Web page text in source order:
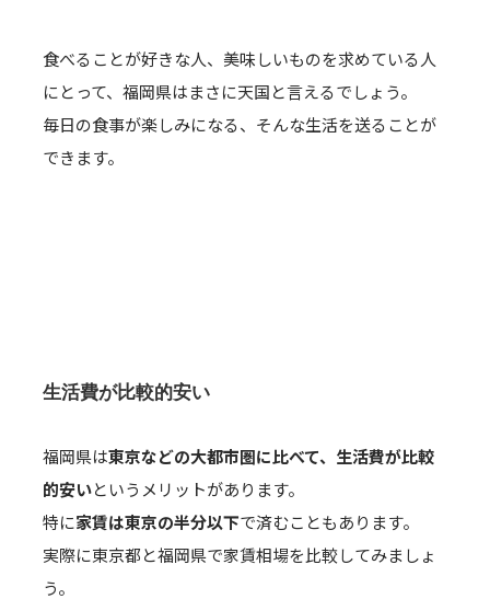
食べることが好きな人、美味しいものを求めている人
にとって、福岡県はまさに天国と言えるでしょう。
毎日の食事が楽しみになる、そんな生活を送ることが
できます。
生活費が比較的安い
福岡県は東京などの大都市圏に比べて、生活費が比較
的安いというメリットがあります。
特に家賃は東京の半分以下で済むこともあります。
実際に東京都と福岡県で家賃相場を比較してみましょ
う。